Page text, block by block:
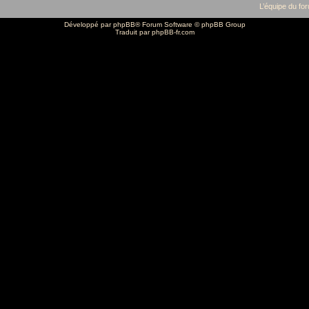
L’équipe du
Développé parphpBB® Forum Software © phpBB Group
Traduit parphpBB-fr.com